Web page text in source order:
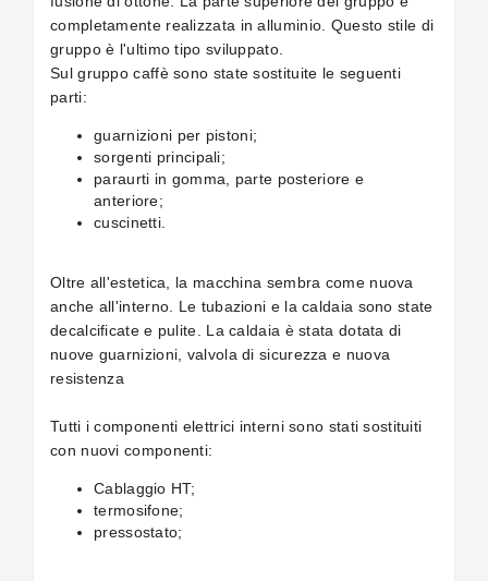
completamente realizzata in alluminio. Questo stile di
gruppo è l'ultimo tipo sviluppato.
Sul gruppo caffè sono state sostituite le seguenti
parti:
guarnizioni per pistoni;
sorgenti principali;
paraurti in gomma, parte posteriore e
anteriore;
cuscinetti.
Oltre all'estetica, la macchina sembra come nuova
anche all'interno. Le tubazioni e la caldaia sono state
decalcificate e pulite. La caldaia è stata dotata di
nuove guarnizioni, valvola di sicurezza e nuova
resistenza
Tutti i componenti elettrici interni sono stati sostituiti
con nuovi componenti:
Cablaggio HT;
termosifone;
pressostato;